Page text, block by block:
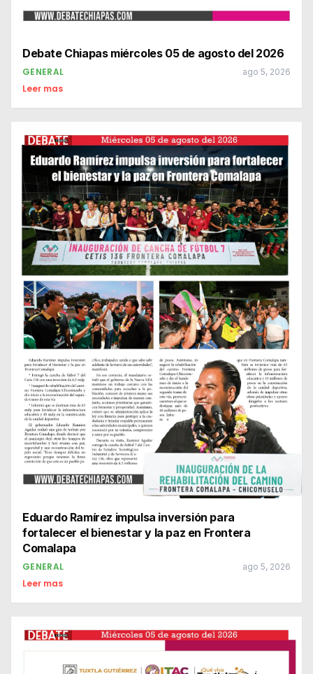
Debate Chiapas miércoles 05 de agosto del 2026
GENERAL ago 5, 2026
Leer mas
Eduardo Ramírez impulsa inversión para
fortalecer el bienestar y la paz en Frontera
Comalapa
GENERAL ago 5, 2026
Leer mas